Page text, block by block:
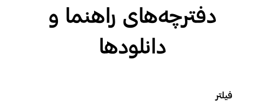
دفترچه‌های راهنما و
دانلودها
فیلتر